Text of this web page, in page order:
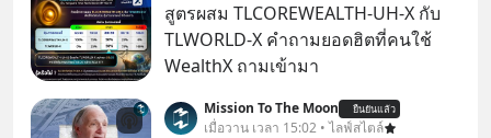
สูตรผสม TLCOREWEALTH-UH-X กับ
TLWORLD-X คำถามยอดฮิตที่คนใช้
WealthX ถามเข้ามา
Mission To The Moon ยืนยันแล้ว
เมื่อวาน เวลา 15:02 • ไลฟ์สไตล์